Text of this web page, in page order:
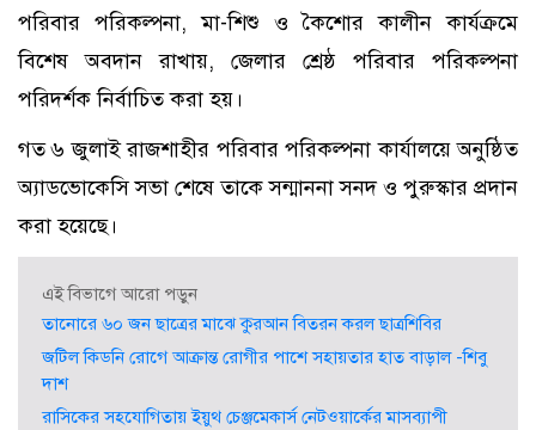
পরিবার পরিকল্পনা, মা-শিশু ও কৈশোর কালীন কার্যক্রমে
বিশেষ অবদান রাখায়, জেলার শ্রেষ্ঠ পরিবার পরিকল্পনা
পরিদর্শক নির্বাচিত করা হয়।
গত ৬ জুলাই রাজশাহীর পরিবার পরিকল্পনা কার্যালয়ে অনুষ্ঠিত
অ্যাডভোকেসি সভা শেষে তাকে সন্মাননা সনদ ও পুরুস্কার প্রদান
করা হয়েছে।
এই বিভাগে আরো পড়ুন
তানোরে ৬০ জন ছাত্রের মাঝে কুরআন বিতরন করল ছাত্রশিবির
জটিল কিডনি রোগে আক্রান্ত রোগীর পাশে সহায়তার হাত বাড়াল -শিবু
দাশ
রাসিকের সহযোগিতায় ইয়ুথ চেঞ্জমেকার্স নেটওয়ার্কের মাসব্যাপী